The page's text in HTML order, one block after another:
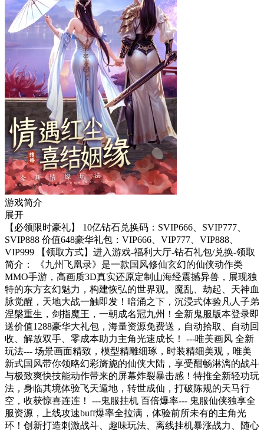
游戏简介
展开
【必领限时豪礼】 10亿钻石兑换码：SVIP666、SVIP777、
SVIP888 价值648豪华礼包：VIP666、VIP777、VIP888、
VIP999 【领取方式】进入游戏-福利大厅-钻石礼包/兑换-领取
简介： 《九州飞凰录》是一款国风修仙玄幻的仙侠动作类
MMO手游，高画质3D真实还原定制山海经震撼异兽，展现独
特的东方玄幻魅力，构建恢弘的世界观。魔乱、劫起、天神血
脉觉醒，天地大战一触即发！暗涌之下，沉浸式体验凡人子弟
涅槃重生，剑指魔王，一朝成名冠九州！全新鬼服版本登录即
送价值1288豪华大礼包，海量资源免费送，自动拾取、自动回
收、解放双手、零成本助力主角光速成长！ ---唯美画风 全新
玩法--- 场景画面精致，模型精雕细琢，时装精细美观，唯美
新式国风带你领略幻彩旖旎的仙侠大陆，享受酣畅淋漓的战斗
与极致爽快技能动作带来的屏幕炸裂暴击感！特推全新轻功玩
法，身临其境体验飞天遁地，转世成仙，打破陈规的天马行
空，收获惊喜连连！ ---鬼服挂机 百倍爆率--- 鬼服仙侠独享全
服资源，上线攻速buff爆率全拉满，体验前所未有的主角光
环！创新打造刺激战斗、趣味玩法、离线挂机暴涨战力、随心